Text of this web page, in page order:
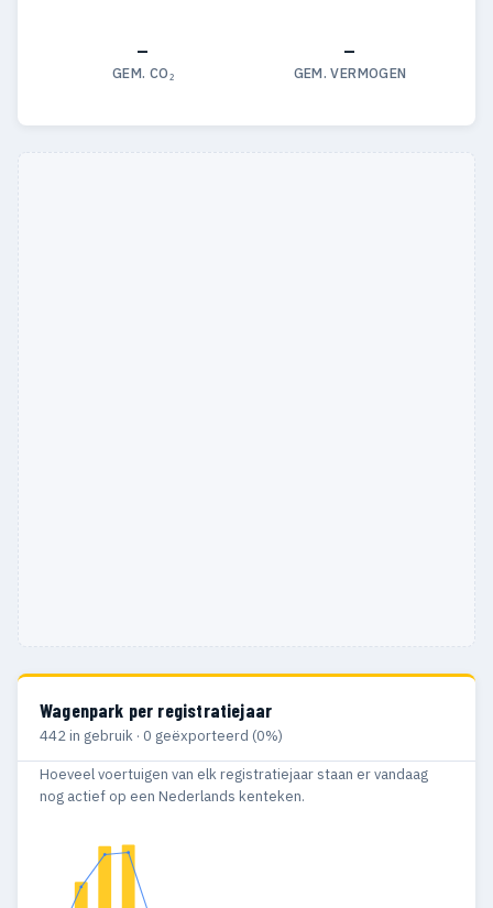
—
GEM. CO₂
—
GEM. VERMOGEN
Wagenpark per registratiejaar
442 in gebruik · 0 geëxporteerd (0%)
Hoeveel voertuigen van elk registratiejaar staan er vandaag
nog actief op een Nederlands kenteken.